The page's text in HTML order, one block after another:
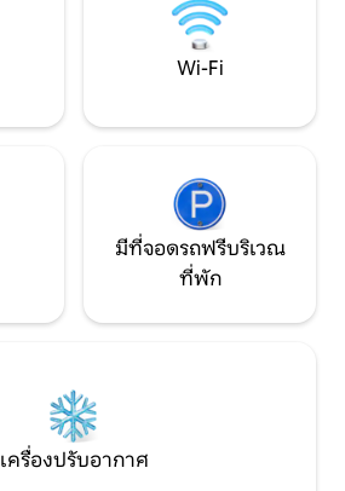
Wi-Fi
มีที่จอดรถฟรีบริเวณ
ที่พัก
เครื่องปรับอากาศ